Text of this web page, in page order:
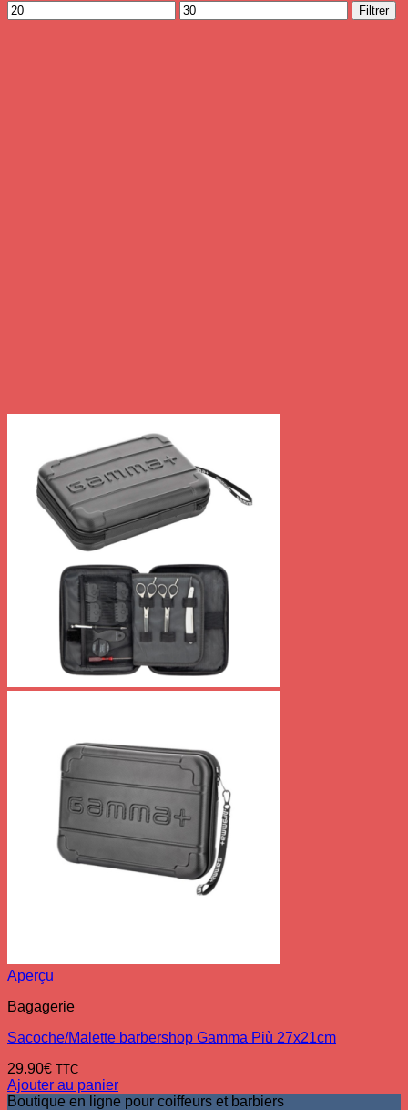
Prix
min
Prix
max
Filtrer
Aperçu
Bagagerie
Sacoche/Malette barbershop Gamma Più 27x21cm
29.90€ TTC
Ajouter au panier
Boutique en ligne pour coiffeurs et barbiers